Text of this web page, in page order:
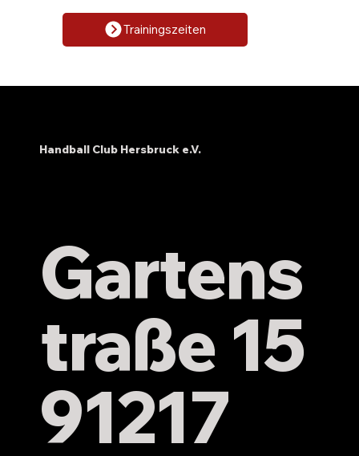
Trainingszeiten
Handball Club Hersbruck e.V.
Gartens
traße 15
91217